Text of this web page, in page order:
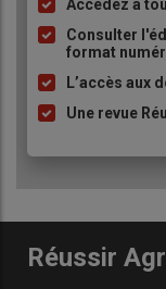
Liste
à
puce
Accédez à
Consulter
format
L’accès aux
Une revue
Réussir